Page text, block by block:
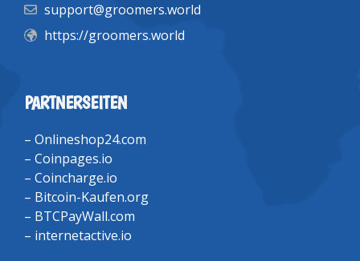
support@groomers.world
https://groomers.world
PARTNERSEITEN
– Onlineshop24.com
– Coinpages.io
– Coincharge.io
– Bitcoin-Kaufen.org
– BTCPayWall.com
– internetactive.io